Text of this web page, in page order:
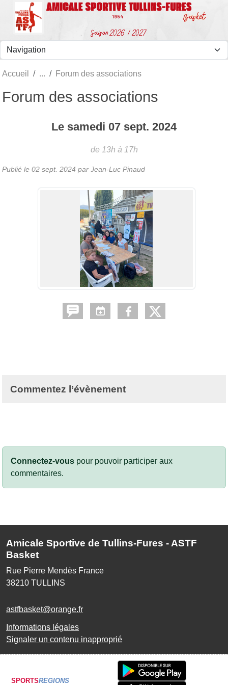
Accueil Forum des associations
Forum des associations
Le samedi 07 sept. 2024
de 13h à 17h
Publié le 02 sept. 2024 par Jean-Luc Pinaud
Commentez l’évènement
Connectez-vous pour pouvoir participer aux
commentaires.
Amicale Sportive de Tullins-Fures - ASTF
Basket
Rue Pierre Mendès France
38210 TULLINS
astfbasket@orange.fr
Informations légales
Signaler un contenu inapproprié
SPORTSREGIONS
Panneau de gestion des cookies